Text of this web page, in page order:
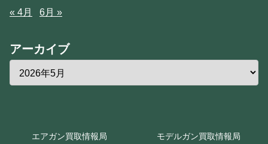
« 4月 6月 »
アーカイブ
エアガン買取情報局 モデルガン買取情報局